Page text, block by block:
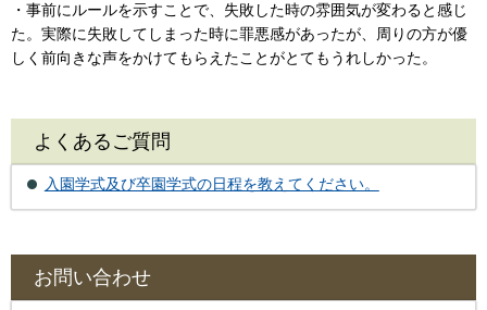
・事前にルールを示すことで、失敗した時の雰囲気が変わると感じ
た。実際に失敗してしまった時に罪悪感があったが、周りの方が優
しく前向きな声をかけてもらえたことがとてもうれしかった。
よくあるご質問
入園学式及び卒園学式の日程を教えてください。
お問い合わせ